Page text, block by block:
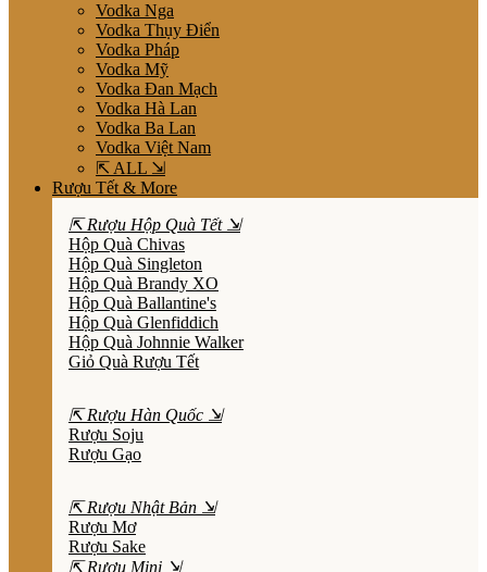
Vodka Nga
Vodka Thụy Điển
Vodka Pháp
Vodka Mỹ
Vodka Đan Mạch
Vodka Hà Lan
Vodka Ba Lan
Vodka Việt Nam
⇱ ALL ⇲
Rượu Tết & More
⇱ Rượu Hộp Quà Tết ⇲
Hộp Quà Chivas
Hộp Quà Singleton
Hộp Quà Brandy XO
Hộp Quà Ballantine's
Hộp Quà Glenfiddich
Hộp Quà Johnnie Walker
Giỏ Quà Rượu Tết
⇱ Rượu Hàn Quốc ⇲
Rượu Soju
Rượu Gạo
⇱ Rượu Nhật Bản ⇲
Rượu Mơ
Rượu Sake
⇱ Rượu Mini ⇲